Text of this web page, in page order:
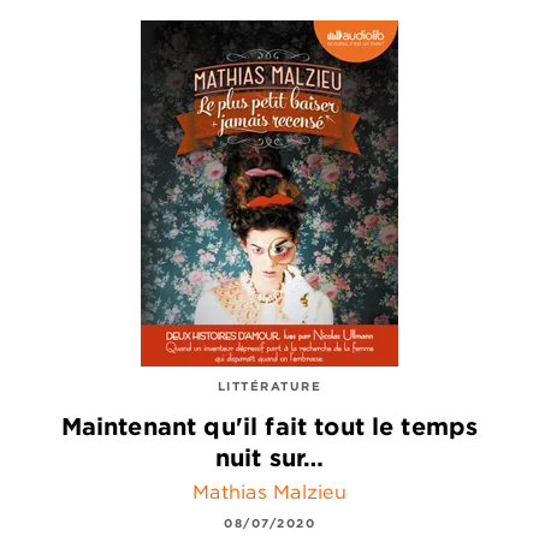
LITTÉRATURE
Maintenant qu'il fait tout le temps
nuit sur…
Mathias Malzieu
08/07/2020